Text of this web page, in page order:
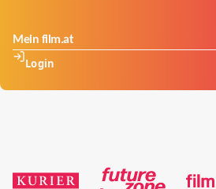
Mein film.at
Login